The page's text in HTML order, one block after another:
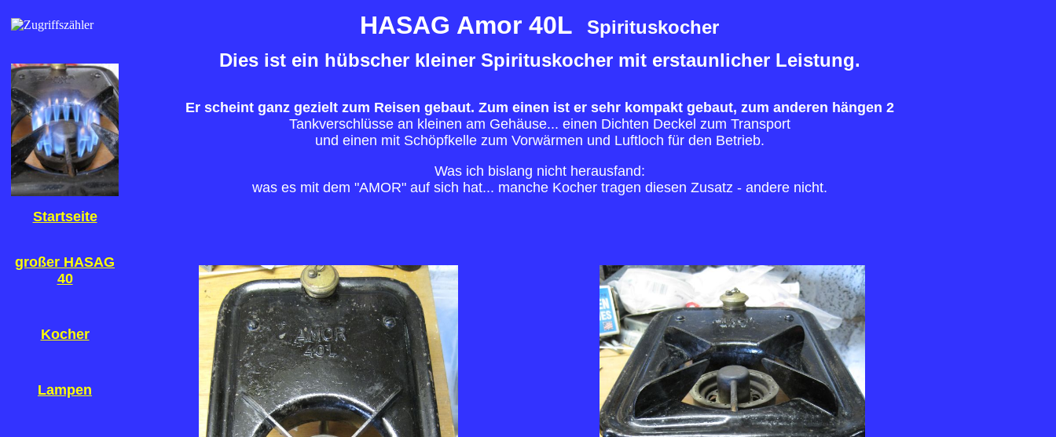
HASAG Amor 40L Spirituskocher
Startseite
großer HASAG
40
Kocher
Lampen
Dies ist ein hübscher kleiner Spirituskocher mit erstaunlicher Leistung.
Er scheint ganz gezielt zum Reisen gebaut. Zum einen ist er sehr kompakt gebaut, zum anderen hängen 2
Tankverschlüsse an kleinen am Gehäuse... einen Dichten Deckel zum Transport
und einen mit Schöpfkelle zum Vorwärmen und Luftloch für den Betrieb.
Was ich bislang nicht herausfand:
was es mit dem "AMOR" auf sich hat... manche Kocher tragen diesen Zusatz - andere nicht.